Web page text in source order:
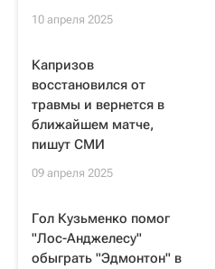
10 апреля 2025
Капризов
восстановился от
травмы и вернется в
ближайшем матче,
пишут СМИ
09 апреля 2025
Гол Кузьменко помог
"Лос-Анджелесу"
обыграть "Эдмонтон" в